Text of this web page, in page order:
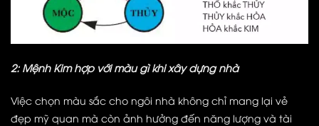
2: Mệnh Kim hợp với màu gì khi xây dựng nhà
Việc chọn màu sắc cho ngôi nhà không chỉ mang lại vẻ
đẹp mỹ quan mà còn ảnh hưởng đến năng lượng và tài